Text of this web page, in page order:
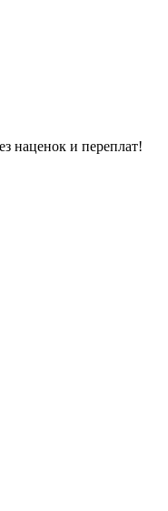
наценок и переплат!